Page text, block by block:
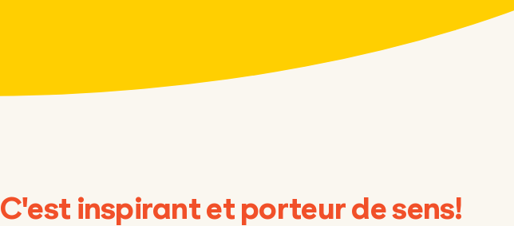
C'est inspirant et porteur de sens!